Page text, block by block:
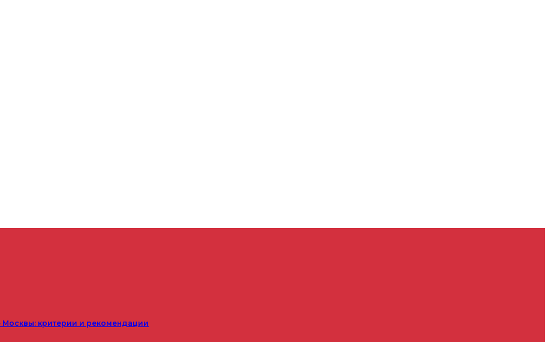
Москвы: критерии и рекомендации